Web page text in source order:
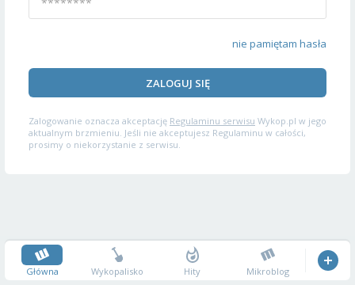
nie pamiętam hasła
ZALOGUJ SIĘ
Zalogowanie oznacza akceptację Regulaminu serwisu Wykop.pl w jego
aktualnym brzmieniu. Jeśli nie akceptujesz Regulaminu w całości,
prosimy o niekorzystanie z serwisu.
Główna Wykopalisko Hity Mikroblog